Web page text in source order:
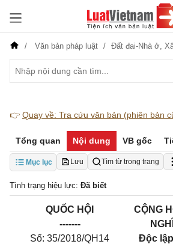
Văn bản pháp luật Đất đai-Nhà ở,
👉 Quay về: Tra cứu văn bản (phiên bản
Tổng quan Nội dung VB gốc
Mục lục Lưu Tìm từ trong trang
Tình trạng hiệu lực: Đã biết
QUỐC HỘI
-------
Số: 35/2018/QH14
CỘNG
Độc